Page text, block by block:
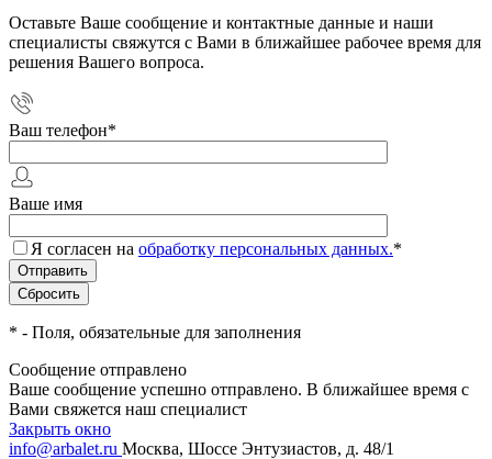
Оставьте Ваше сообщение и контактные данные и наши
специалисты свяжутся с Вами в ближайшее рабочее время для
решения Вашего вопроса.
Ваш телефон*
Ваше имя
Я согласен на обработку персональных данных.*
* - Поля, обязательные для заполнения
Сообщение отправлено
Ваше сообщение успешно отправлено. В ближайшее время с
Вами свяжется наш специалист
Закрыть окно
info@arbalet.ru Москва, Шоссе Энтузиастов, д. 48/1